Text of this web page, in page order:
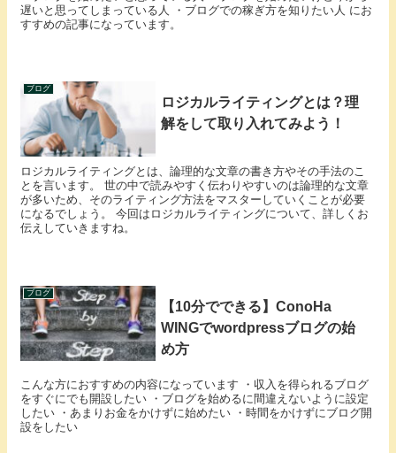
遅いと思ってしまっている人 ・ブログでの稼ぎ方を知りたい人 にお
すすめの記事になっています。
ブログ
ロジカルライティングとは？理
解をして取り入れてみよう！
ロジカルライティングとは、論理的な文章の書き方やその手法のこ
とを言います。 世の中で読みやすく伝わりやすいのは論理的な文章
が多いため、そのライティング方法をマスターしていくことが必要
になるでしょう。 今回はロジカルライティングについて、詳しくお
伝えしていきますね。
ブログ
【10分でできる】ConoHa
WINGでwordpressブログの始
め方
こんな方におすすめの内容になっています ・収入を得られるブログ
をすぐにでも開設したい ・ブログを始めるに間違えないように設定
したい ・あまりお金をかけずに始めたい ・時間をかけずにブログ開
設をしたい